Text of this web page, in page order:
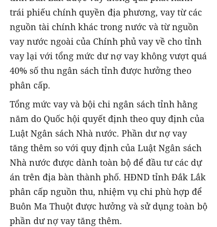
trái phiếu chính quyền địa phương, vay từ các
nguồn tài chính khác trong nước và từ nguồn
vay nước ngoài của Chính phủ vay về cho tỉnh
vay lại với tổng mức dư nợ vay không vượt quá
40% số thu ngân sách tỉnh được hưởng theo
phân cấp.
Tổng mức vay và bội chi ngân sách tỉnh hằng
năm do Quốc hội quyết định theo quy định của
Luật Ngân sách Nhà nước. Phần dư nợ vay
tăng thêm so với quy định của Luật Ngân sách
Nhà nước được dành toàn bộ để đầu tư các dự
án trên địa bàn thành phố. HĐND tỉnh Đắk Lắk
phân cấp nguồn thu, nhiệm vụ chi phù hợp để
Buôn Ma Thuột được hưởng và sử dụng toàn bộ
phần dư nợ vay tăng thêm.